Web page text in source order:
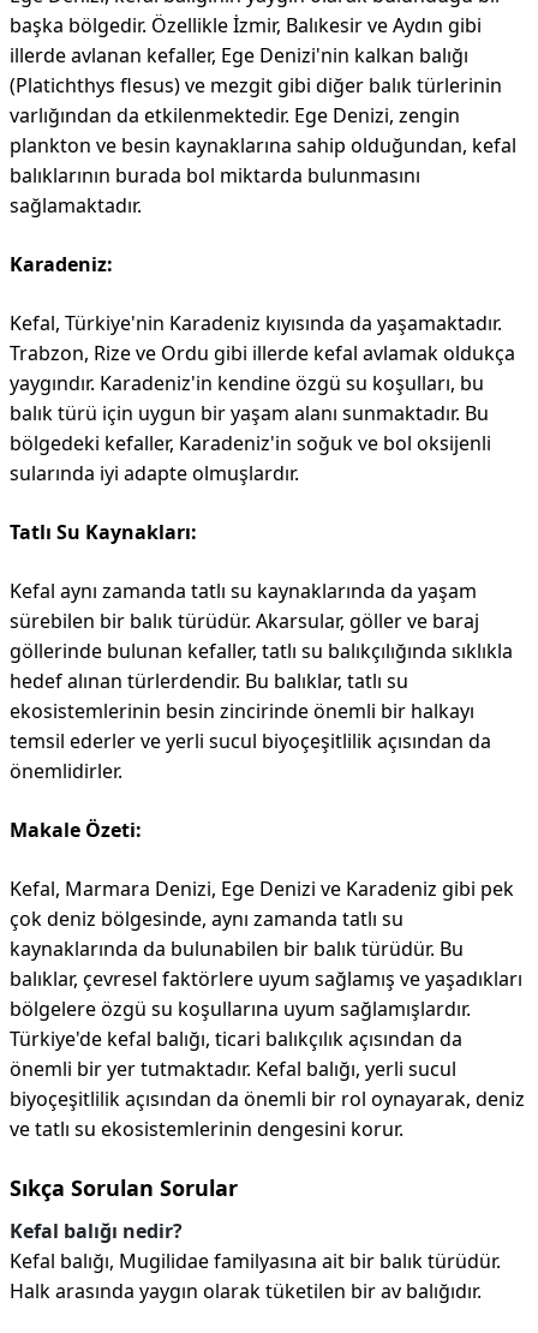
başka bölgedir. Özellikle İzmir, Balıkesir ve Aydın gibi
illerde avlanan kefaller, Ege Denizi'nin kalkan balığı
(Platichthys flesus) ve mezgit gibi diğer balık türlerinin
varlığından da etkilenmektedir. Ege Denizi, zengin
plankton ve besin kaynaklarına sahip olduğundan, kefal
balıklarının burada bol miktarda bulunmasını
sağlamaktadır.
Karadeniz:
Kefal, Türkiye'nin Karadeniz kıyısında da yaşamaktadır.
Trabzon, Rize ve Ordu gibi illerde kefal avlamak oldukça
yaygındır. Karadeniz'in kendine özgü su koşulları, bu
balık türü için uygun bir yaşam alanı sunmaktadır. Bu
bölgedeki kefaller, Karadeniz'in soğuk ve bol oksijenli
sularında iyi adapte olmuşlardır.
Tatlı Su Kaynakları:
Kefal aynı zamanda tatlı su kaynaklarında da yaşam
sürebilen bir balık türüdür. Akarsular, göller ve baraj
göllerinde bulunan kefaller, tatlı su balıkçılığında sıklıkla
hedef alınan türlerdendir. Bu balıklar, tatlı su
ekosistemlerinin besin zincirinde önemli bir halkayı
temsil ederler ve yerli sucul biyoçeşitlilik açısından da
önemlidirler.
Makale Özeti:
Kefal, Marmara Denizi, Ege Denizi ve Karadeniz gibi pek
çok deniz bölgesinde, aynı zamanda tatlı su
kaynaklarında da bulunabilen bir balık türüdür. Bu
balıklar, çevresel faktörlere uyum sağlamış ve yaşadıkları
bölgelere özgü su koşullarına uyum sağlamışlardır.
Türkiye'de kefal balığı, ticari balıkçılık açısından da
önemli bir yer tutmaktadır. Kefal balığı, yerli sucul
biyoçeşitlilik açısından da önemli bir rol oynayarak, deniz
ve tatlı su ekosistemlerinin dengesini korur.
Sıkça Sorulan Sorular
Kefal balığı nedir?
Kefal balığı, Mugilidae familyasına ait bir balık türüdür.
Halk arasında yaygın olarak tüketilen bir av balığıdır.